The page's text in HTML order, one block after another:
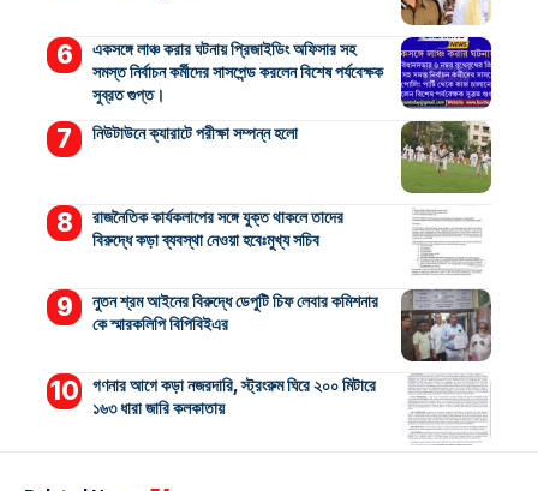
একসঙ্গে লাঞ্চ করার ঘটনায় প্রিজাইডিং অফিসার সহ
সমস্ত নির্বাচন কর্মীদের সাসপেন্ড করলেন বিশেষ পর্যবেক্ষক
সুব্রত গুপ্ত।
নিউটাউনে ক্যারাটে পরীক্ষা সম্পন্ন হলো
রাজনৈতিক কার্যকলাপের সঙ্গে যুক্ত থাকলে তাদের
বিরুদ্ধে কড়া ব্যবস্থা নেওয়া হবেঃমুখ্য সচিব
নুতন শ্রম আইনের বিরুদ্ধে ডেপুটি চিফ লেবার কমিশনার
কে স্মারকলিপি বিপিবিইএর
গণনার আগে কড়া নজরদারি, স্ট্রংরুম ঘিরে ২০০ মিটারে
১৬৩ ধারা জারি কলকাতায়